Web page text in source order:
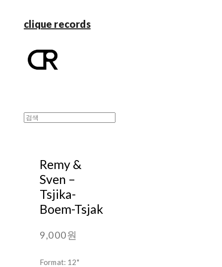
clique records
Remy &
Sven –
Tsjika-
Boem-Tsjak
9,000원
Format: 12"